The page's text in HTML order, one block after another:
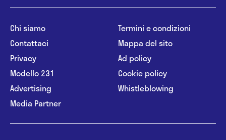
Chi siamo
Contattaci
Privacy
Modello 231
Advertising
Media Partner
Termini e condizioni
Mappa del sito
Ad policy
Cookie policy
Whistleblowing